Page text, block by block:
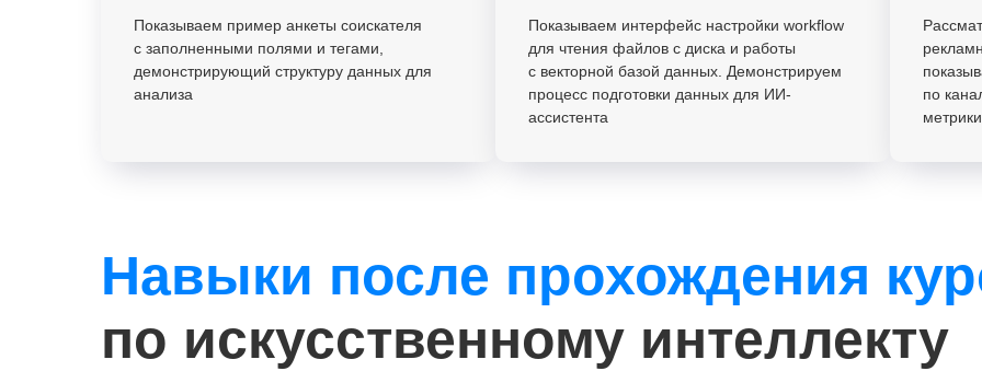
Показываем пример анкеты соискателя
с заполненными полями и тегами,
демонстрирующий структуру данных для
анализа
Показываем интерфейс настройки workflow
для чтения файлов с диска и работы
с векторной базой данных. Демонстрируем
процесс подготовки данных для ИИ-
ассистента
по
Навыки после прохождения
по искусственному интеллекту